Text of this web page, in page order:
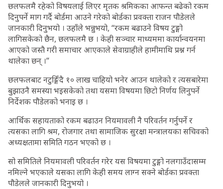
छलफलमै रहेको विषयलाई लिएर मृतक श्रमिकका आफन्त बढेको रकम
दिनुपर्ने माग गर्दै बोर्डमा आउने गरेको बोर्डका प्रवक्ता राजन पौडेलले
जानकारी दिनुभयो । उहाँले भन्नुभयो, “रकम बढाउने विषय टुङ्गो
लागिसकेको छैन, छलफलमै छ । केही सञ्चार माध्यममा कार्यान्वयनमा
आएको जस्तै गरी समाचार आएकाले सेवाग्राहीले हामीमाथि प्रश्न गर्न
थालेका छन् ।”
छलफलबाट नटुङ्गिँदै १० लाख चाहियो भनेर आउन थालेको र त्यसबारेमा
बुझाउनै समस्या भइसकेको तथा यसमा विषयमा छिटो निर्णय लिनुपर्ने
निर्देशक पौडेलको भनाइ छ ।
आर्थिक सहायताको रकम बढाउन नियमावली नै परिवर्तन गर्नुपर्ने र
त्यसका लागि श्रम, रोजगार तथा सामाजिक सुरक्षा मन्त्रालयका सचिवको
अध्यक्षतामा समिति गठन भएको छ ।
सो समितिले नियमावली परिवर्तन गरेर यस विषयमा टुङ्गो नलगाउँदासम्म
नमिल्ने भएकाले यसका लागि केही समय लाग्न सक्ने बोर्डका प्रवक्ता
पौडेलले जानकारी दिनुभयो ।